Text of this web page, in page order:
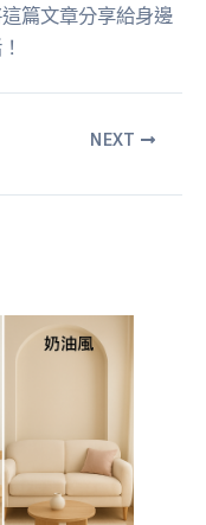
篇文章分享給身邊
NEXT